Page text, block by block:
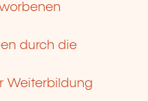
durch die
Weiterbildung